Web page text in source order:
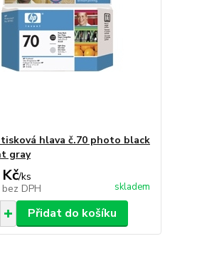
tisková hlava č.70 photo black
gray
/ks
bez DPH skladem
Přidat do košíku